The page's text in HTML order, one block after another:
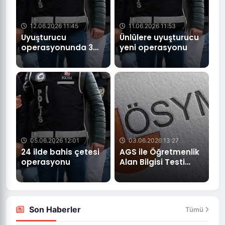
12.06.2026 11:45
Uyuşturucu
operasyonunda 3
kişiye tutuklama
11.06.2026 11:53
Ünlülere uyuşturucu
yeni operasyonu
05.06.2026 12:01
24 ilde bahis çetesi
operasyonu
03.06.2026 13:27
AGS ile Öğretmenlik
Alan Bilgisi Testi
(ÖABT) sınavları
ertelendi.
Son Haberler Tümü
GÜNCEL
Buca
Belediyesine
Büyük
Operasyon
01.06.2026